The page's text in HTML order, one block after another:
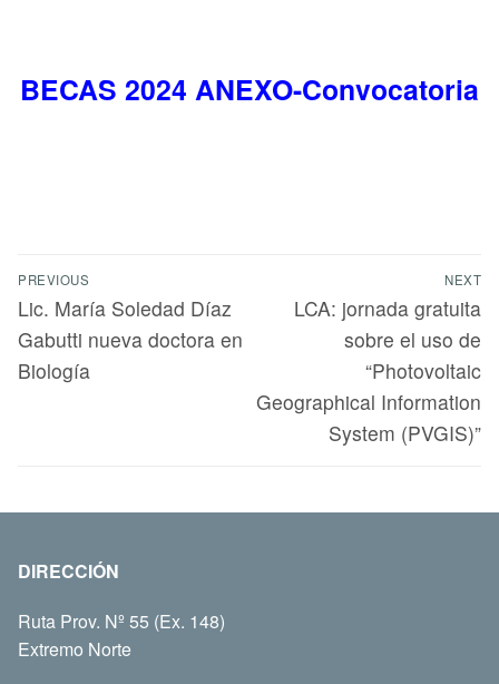
BECAS 2024 ANEXO-Convocatoria
PREVIOUS
Lic. María Soledad Díaz
Gabutti nueva doctora en
Biología
NEXT
LCA: jornada gratuita
sobre el uso de
“Photovoltaic
Geographical Information
System (PVGIS)”
DIRECCIÓN
Ruta Prov. Nº 55 (Ex. 148)
Extremo Norte